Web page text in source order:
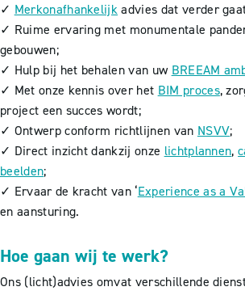
✓ Merkonafhankelijkadvies dat verder
✓ Ruime ervaring met monumentale
gebouwen;
✓ Hulp bij het behalen van uw BREEAM
✓ Met onze kennis over het BIM proces,
project een succes wordt;
✓ Ontwerp conform richtlijnen van NSVV;
✓ Direct inzicht dankzij onze lichtplannen,
beelden;
✓ Ervaar de kracht van ‘Experience as a
en aansturing.
Hoe gaan wij te werk?
Ons (licht)advies omvat verschillende